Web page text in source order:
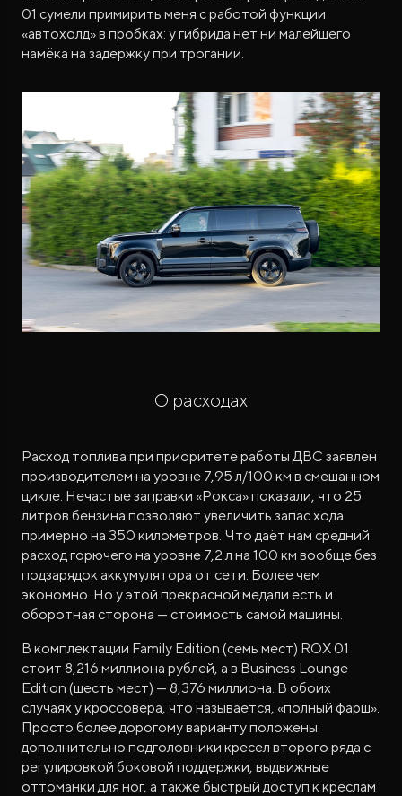
01 сумели примирить меня с работой функции
«автохолд» в пробках: у гибрида нет ни малейшего
намёка на задержку при трогании.
О расходах
Расход топлива при приоритете работы ДВС заявлен
производителем на уровне 7,95 л/100 км в смешанном
цикле. Нечастые заправки «Рокса» показали, что 25
литров бензина позволяют увеличить запас хода
примерно на 350 километров. Что даёт нам средний
расход горючего на уровне 7,2 л на 100 км вообще без
подзарядок аккумулятора от сети. Более чем
экономно. Но у этой прекрасной медали есть и
оборотная сторона — стоимость самой машины.
В комплектации Family Edition (семь мест) ROX 01
стоит 8,216 миллиона рублей, а в Business Lounge
Edition (шесть мест) — 8,376 миллиона. В обоих
случаях у кроссовера, что называется, «полный фарш».
Просто более дорогому варианту положены
дополнительно подголовники кресел второго ряда с
регулировкой боковой поддержки, выдвижные
оттоманки для ног, а также быстрый доступ к креслам